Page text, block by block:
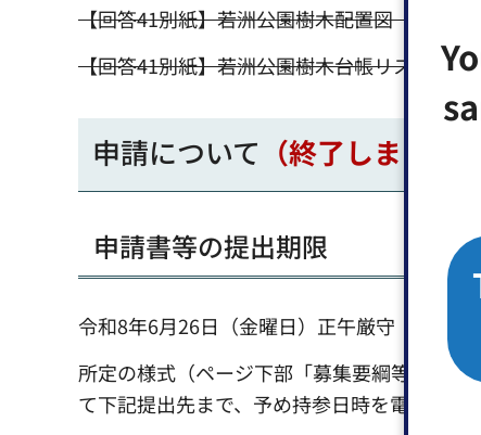
【回答41別紙】若洲公園樹木配置図（3）（
【回答41別紙】若洲公園樹木台帳リスト（
申請について （終了しました）
申請書等の提出期限
令和8年6月26日（金曜日）正午厳守
所定の様式（ページ下部「募集要綱等」にご
て下記提出先まで、予め持参日時を電話で連